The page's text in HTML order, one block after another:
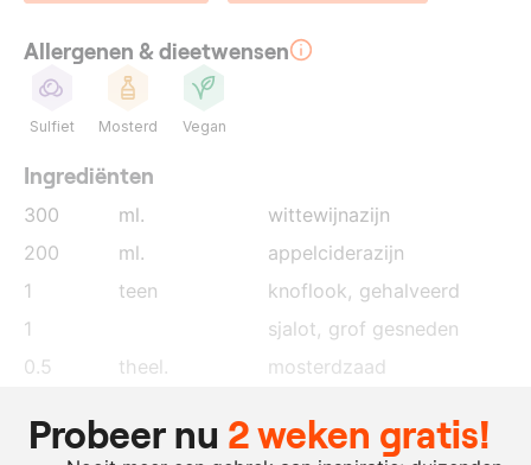
Allergenen & dieetwensen
Sulfiet Mosterd Vegan
Ingrediënten
300 ml.
wittewijnazijn
200
ml.
appelciderazijn
1
teen knoflook, gehalveerd
1
sjalot , grof gesneden
0.5
theel.
mosterdzaad
0.5
theel.
korianderzaad
Probeer nu 2 weken gratis!